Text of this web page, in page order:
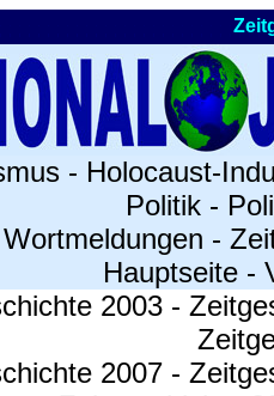
- Holocaust-
Politik -
Wortmeldungen -
Hauptseite-
2003-
2007-